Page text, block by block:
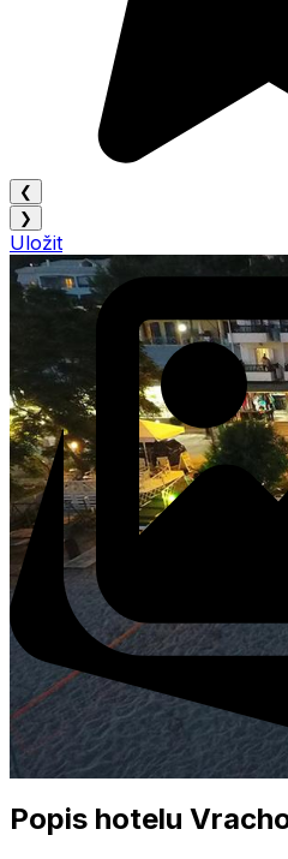
❮
❯
Uložit
Popis hotelu